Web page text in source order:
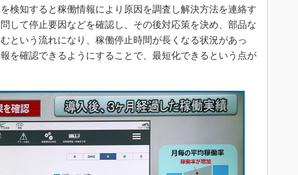
検知すると稼働情報により原因を調査し解決方法を連絡す
して停止要因などを確認し、その後対応策を決め、部品な
という流れになり、稼働停止時間が長くなる状況があっ
を確認できるようにすることで、最短化できるという点が